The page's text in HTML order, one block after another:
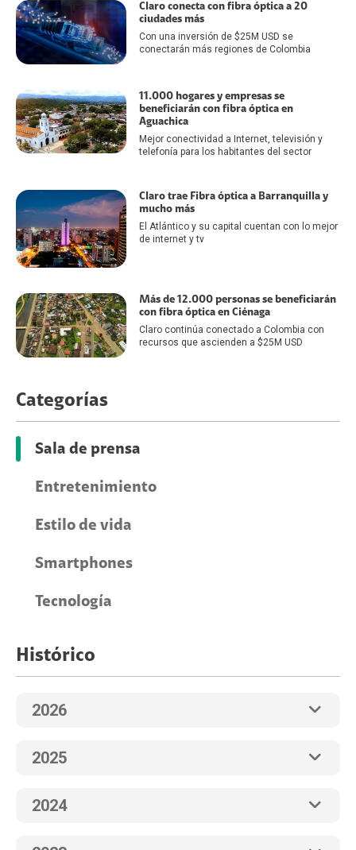
Claro conecta con fibra óptica a 20
ciudades más
Con una inversión de $25M USD se
conectarán más regiones de Colombia
11.000 hogares y empresas se
beneficiarán con fibra óptica en
Aguachica
Mejor conectividad a Internet, televisión y
telefonía para los habitantes del sector
Claro trae Fibra óptica a Barranquilla y
mucho más
El Atlántico y su capital cuentan con lo mejor
de internet y tv
Más de 12.000 personas se beneficiarán
con fibra óptica en Ciénaga
Claro continúa conectado a Colombia con
recursos que ascienden a $25M USD
Categorías
Sala de prensa
Entretenimiento
Estilo de vida
Smartphones
Tecnología
Histórico
2026
2025
2024